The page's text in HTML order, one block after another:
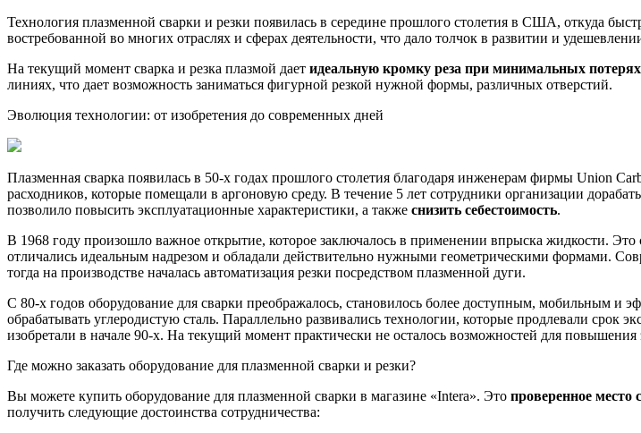
Технология плазменной сварки и резки появилась в середине прошлого столетия в США, откуда
востребованной во многих отраслях и сферах деятельности, что дало толчок в развитии и
На текущий момент сварка и резка плазмой дает идеальную кромку реза при минимальных
линиях, что дает возможность заниматься фигурной резкой нужной формы, различных отверстий.
Эволюция технологии: от изобретения до современных дней
Плазменная сварка появилась в 50-х годах прошлого столетия благодаря инженерам фирмы Union
расходников, которые помещали в аргоновую среду. В течение 5 лет сотрудники организации
позволило повысить эксплуатационные характеристики, а также снизить себестоимость.
В 1968 году произошло важное открытие, которое заключалось в применении впрыска жидкости.
отличались идеальным надрезом и обладали действительно нужными геометрическими формами.
тогда на производстве началась автоматизация резки посредством плазменной дуги.
С 80-х годов оборудование для сварки преображалось, становилось более доступным, мобильным
обрабатывать углеродистую сталь. Параллельно развивались технологии, которые продлевали
изобретали в начале 90-х. На текущий момент практически не осталось возможностей для
Где можно заказать оборудование для плазменной сварки и резки?
Вы можете купить оборудование для плазменной сварки в магазине «Intera». Это проверенное
получить следующие достоинства сотрудничества: